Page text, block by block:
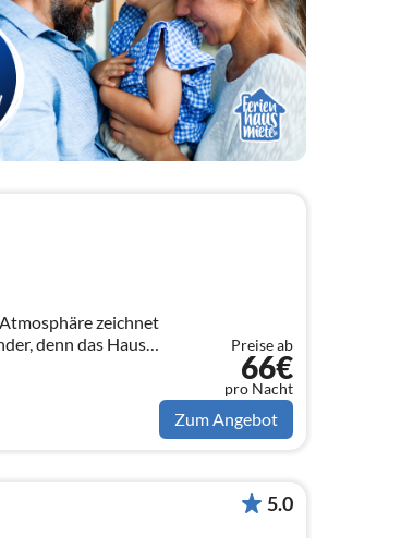
zeichnet
denn das Haus
wurde immer
Preise ab
66€
pro Nacht
Zum Angebot
5.0